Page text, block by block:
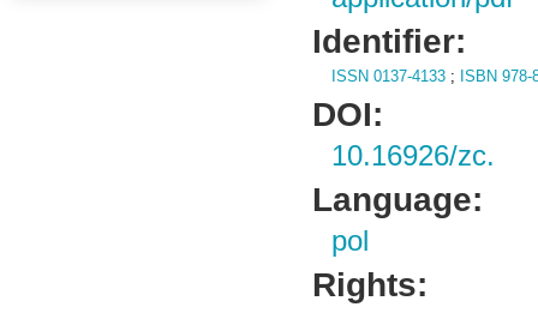
Identifier:
ISSN 0137-4133 ; ISBN 978-
DOI:
10.16926/zc.
Language:
pol
Rights: